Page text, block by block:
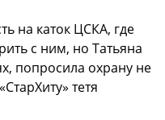
на каток ЦСКА, где
с ним, но Татьяна
попросила охрану не
тетя